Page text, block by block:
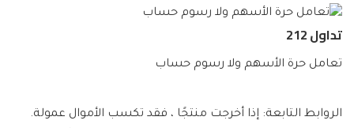
تداول 212
تعامل حرة الأسهم ولا رسوم حساب
الروابط التابعة: إذا أخرجت منتجًا ، فقد تكسب الأموال عمولة.